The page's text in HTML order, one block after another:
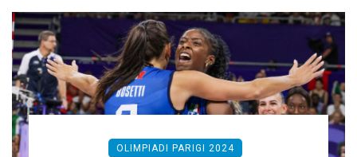
OLIMPIADI PARIGI 2024